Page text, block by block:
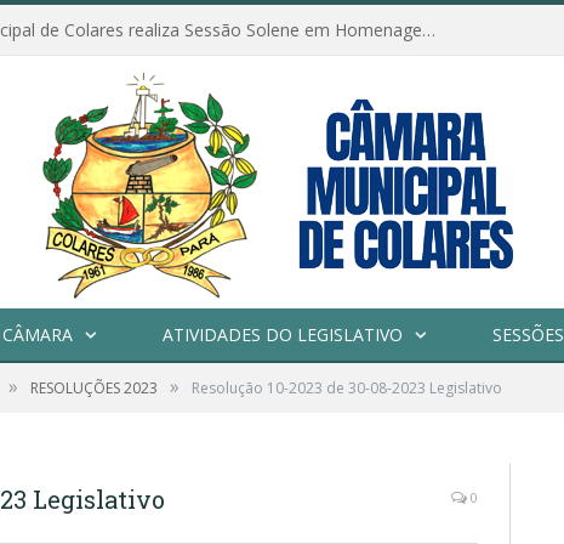
Câmara Municipal de Colares realiza Sessão Solene em Homenagem ao Dia das Mães
ATIVIDADES DO LEGISLATIVO SESSÕES
» RESOLUÇÕES 2023 » Resolução 10-2023 de 30-08-2023 Legislativo
Legislativo 0